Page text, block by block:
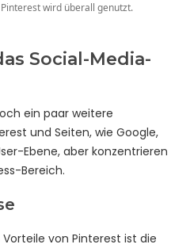
wird überall genutzt.
Social-Media-
ein paar weitere
und Seiten, wie Google,
Ebene, aber konzentrieren
Bereich.
von Pinterest ist die